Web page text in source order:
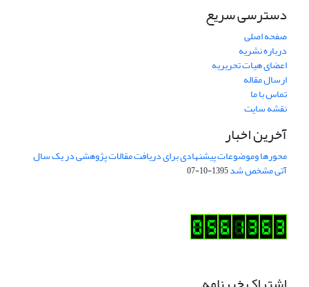
دسترسی سریع
صفحه اصلی
درباره نشریه
اعضای هیات تحریریه
ارسال مقاله
تماس با ما
نقشه سایت
آخرین اخبار
محورها وموضوعات پیشنهادی برای دریافت مقالات پژوهشی در یک سال
آتی مشخص شد1395-10-07